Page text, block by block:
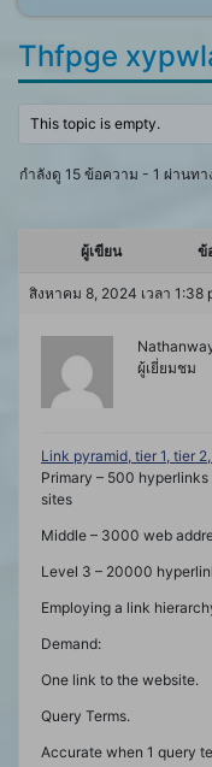
Thfpge
This topic is empty.
กำลังดู 15 ข้อความ - 1 ผ่านท
ผู้เขียน ข้
สิงหาคม 8, 2024 เวลา 1:38
ผู้เยี่ยมชม
Link pyramid, tier 1, tier
Primary – 500
sites
Middle – 3000 web
Level 3 – 20000
Employing a link
Demand:
One link to the website.
Query Terms.
Accurate when 1 query